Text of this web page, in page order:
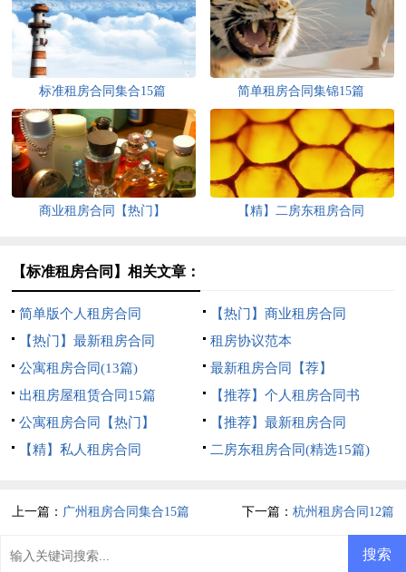
标准租房合同集合15篇 简单租房合同集锦15篇
商业租房合同【热门】 【精】二房东租房合同
【标准租房合同】相关文章：
简单版个人租房合同
【热门】商业租房合同
【热门】最新租房合同
租房协议范本
公寓租房合同(13篇)
最新租房合同【荐】
出租房屋租赁合同15篇
【推荐】个人租房合同书
公寓租房合同【热门】
【推荐】最新租房合同
【精】私人租房合同
二房东租房合同(精选15篇)
上一篇： 广州租房合同集合15篇 下一篇： 杭州租房合同12篇